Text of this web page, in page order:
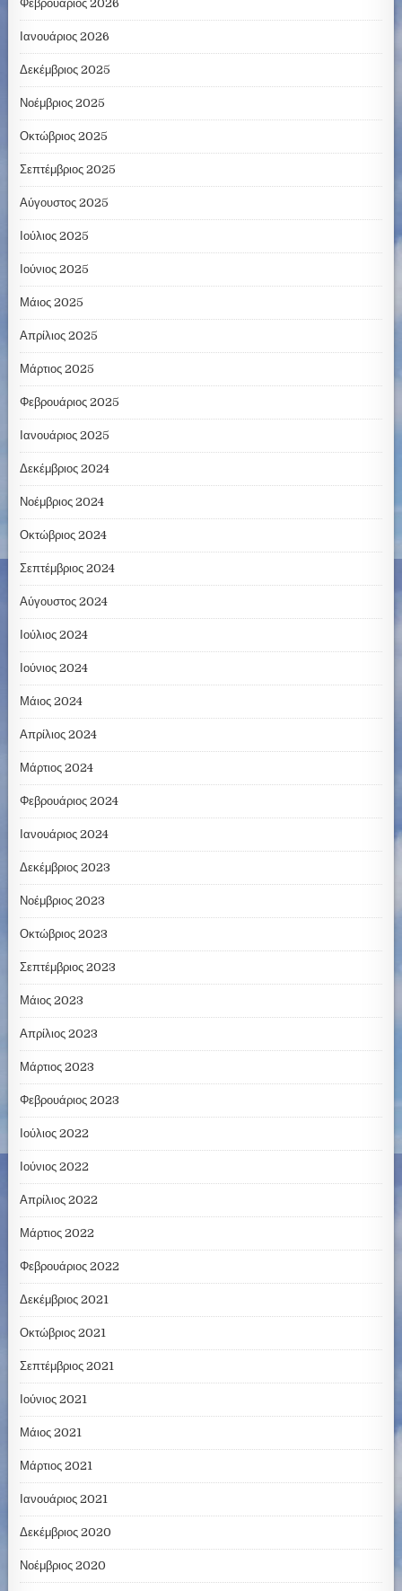
Φεβρουάριος 2026
Ιανουάριος 2026
Δεκέμβριος 2025
Νοέμβριος 2025
Οκτώβριος 2025
Σεπτέμβριος 2025
Αύγουστος 2025
Ιούλιος 2025
Ιούνιος 2025
Μάιος 2025
Απρίλιος 2025
Μάρτιος 2025
Φεβρουάριος 2025
Ιανουάριος 2025
Δεκέμβριος 2024
Νοέμβριος 2024
Οκτώβριος 2024
Σεπτέμβριος 2024
Αύγουστος 2024
Ιούλιος 2024
Ιούνιος 2024
Μάιος 2024
Απρίλιος 2024
Μάρτιος 2024
Φεβρουάριος 2024
Ιανουάριος 2024
Δεκέμβριος 2023
Νοέμβριος 2023
Οκτώβριος 2023
Σεπτέμβριος 2023
Μάιος 2023
Απρίλιος 2023
Μάρτιος 2023
Φεβρουάριος 2023
Ιούλιος 2022
Ιούνιος 2022
Απρίλιος 2022
Μάρτιος 2022
Φεβρουάριος 2022
Δεκέμβριος 2021
Οκτώβριος 2021
Σεπτέμβριος 2021
Ιούνιος 2021
Μάιος 2021
Μάρτιος 2021
Ιανουάριος 2021
Δεκέμβριος 2020
Νοέμβριος 2020